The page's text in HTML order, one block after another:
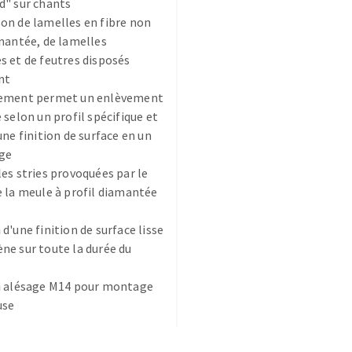
DE SURFACE
sur chants
de lamelles en fibre non
de lamelles
et de feutres disposés
permet un enlèvement
selon un profil spécifique et
finition de surface en un
stries provoquées par le
la meule à profil diamantée
finition de surface lisse
sur toute la durée du
alésage M14 pour montage